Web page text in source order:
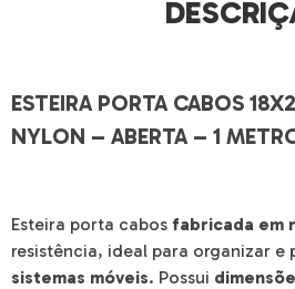
ESTEIRA PORTA CABOS
NYLON – ABERTA – 1
Esteira porta cabos fabricada em
resistência, ideal para organizar e
sistemas móveis. Possui